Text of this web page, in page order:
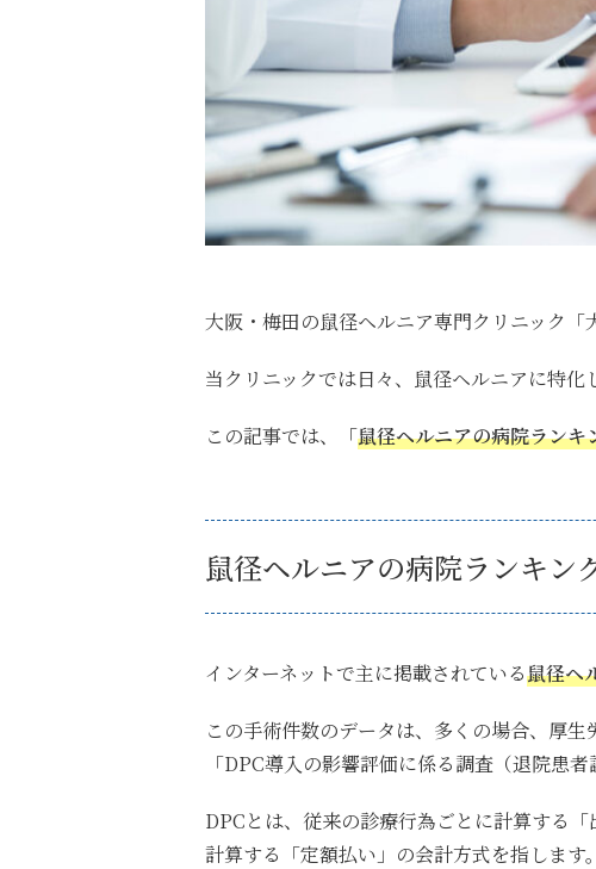
大阪・梅田の鼠径ヘルニア専門クリニック
当クリニックでは日々、鼠径ヘルニアに特化
この記事では、 「鼠径ヘルニアの病院ランキ
鼠径ヘルニアの病院ランキン
インターネットで主に掲載されている鼠径ヘ
この手術件数のデータは、多くの場合、厚
「DPC導入の影響評価に係る調査（退院患
DPCとは、従来の診療行為ごとに計算する
計算する「定額払い」の会計方式を指しま